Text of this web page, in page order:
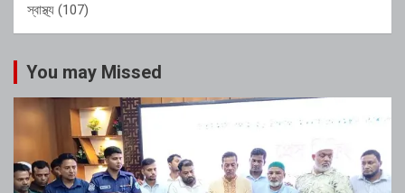
স্বাস্থ্য (107)
You may Missed